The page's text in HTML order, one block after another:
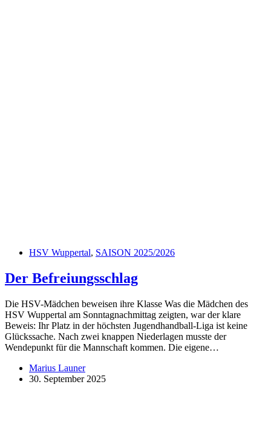
HSV Wuppertal, SAISON 2025/2026
Der Befreiungsschlag
Die HSV-Mädchen beweisen ihre Klasse Was die Mädchen des
HSV Wuppertal am Sonntagnachmittag zeigten, war der klare
Beweis: Ihr Platz in der höchsten Jugendhandball-Liga ist keine
Glückssache. Nach zwei knappen Niederlagen musste der
Wendepunkt für die Mannschaft kommen. Die eigene…
Marius Launer
30. September 2025